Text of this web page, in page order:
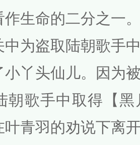
作生命的二分之一
中为盗取陆朝歌手
小丫头仙儿。因为
朝歌手中取得【
叶青羽的劝说下离